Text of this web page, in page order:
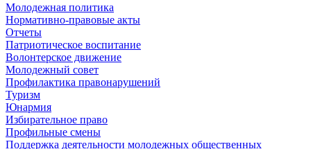
Молодежная политика
Нормативно-правовые акты
Отчеты
Патриотическое воспитание
Волонтерское движение
Молодежный совет
Профилактика правонарушений
Туризм
Юнармия
Избирательное право
Профильные смены
Поддержка деятельности молодежных общественных